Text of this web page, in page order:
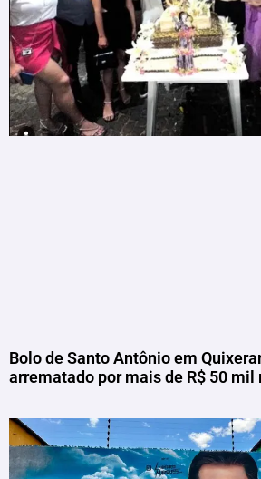
Bolo de Santo Antônio em
arrematado por mais de R$ 50 mil